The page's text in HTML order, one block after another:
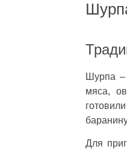
Шурпа –
мяса,
Для